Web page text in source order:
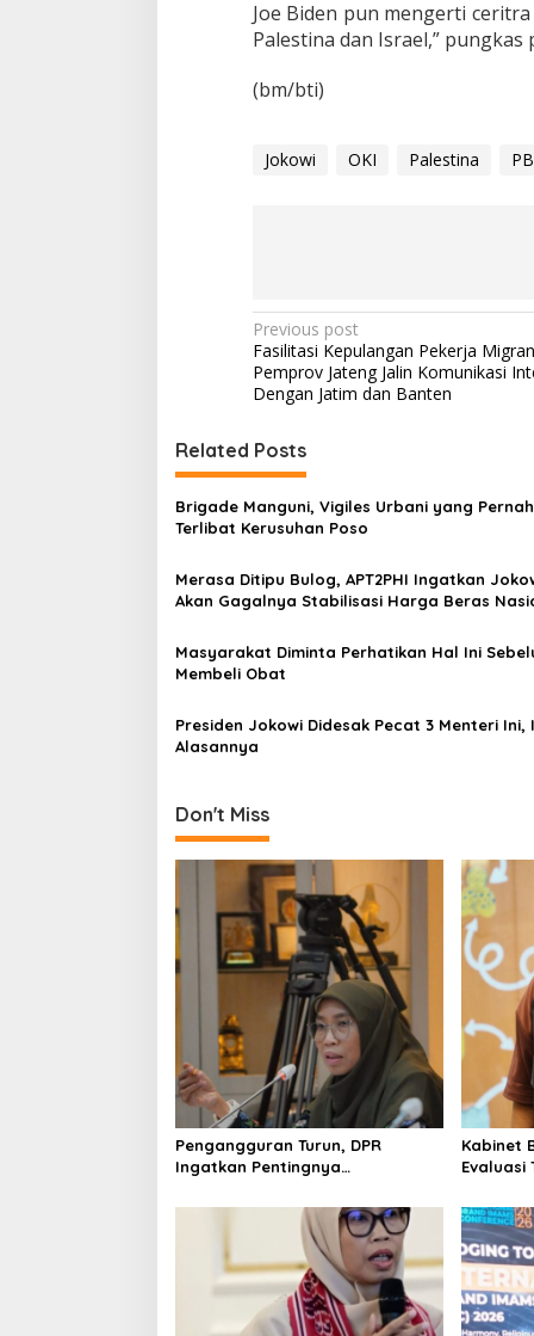
Joe Biden pun mengerti
Palestina dan Israel,”
(bm/bti)
Jokowi OKI Palestina
P
o
s
t
n
a
v
i
g
t
o
Previous post
Fasilitasi Kepulangan Pekerja
Pemprov Jateng Jalin Komunikasi
Dengan Jatim dan Banten
Related Posts
Brigade Manguni, Vigiles Urbani yang Pernah
Terlibat Kerusuhan Poso
Merasa Ditipu Bulog, APT2PHI Ingatkan
Akan Gagalnya Stabilisasi Harga Beras
Masyarakat Diminta Perhatikan Hal Ini
Membeli Obat
Presiden Jokowi Didesak Pecat 3 Menteri Ini,
Alasannya
Don't Miss
Pengangguran Turun, DPR
Ingatkan Pentingnya
Layak
Kabinet
Evaluasi